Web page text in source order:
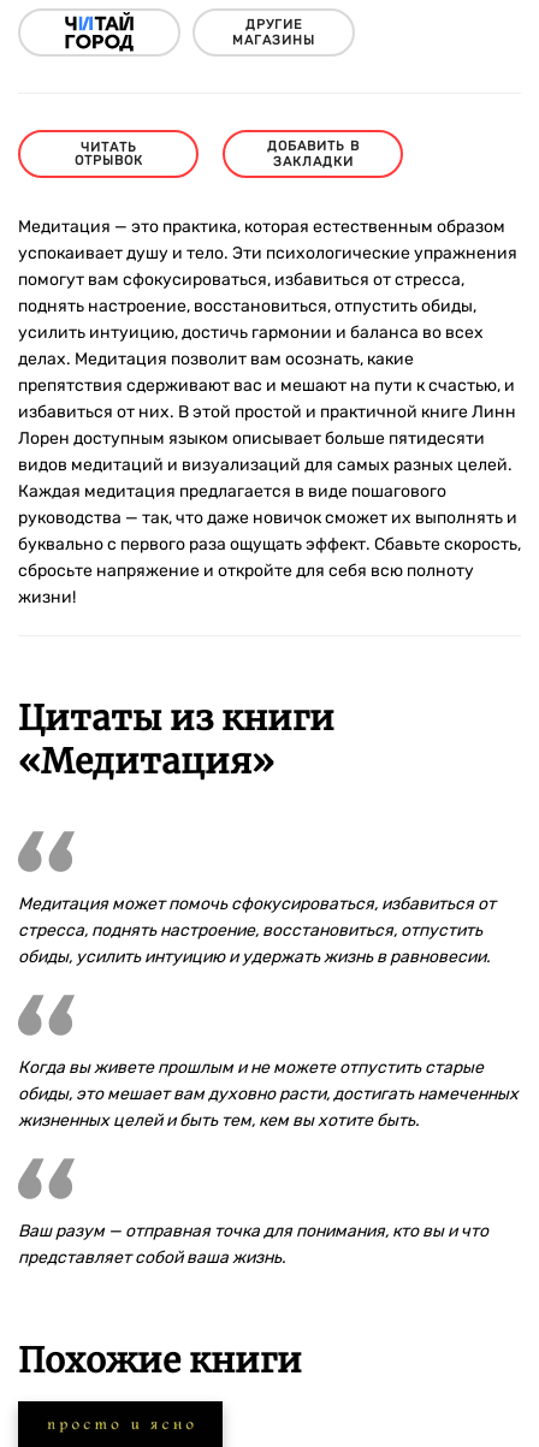
ДРУГИЕ
МАГАЗИНЫ
ЧИТАТЬ
ОТРЫВОК
ДОБАВИТЬ В
ЗАКЛАДКИ
Медитация — это практика, которая естественным образом
успокаивает душу и тело. Эти психологические упражнения
помогут вам сфокусироваться, избавиться от стресса,
поднять настроение, восстановиться, отпустить обиды,
усилить интуицию, достичь гармонии и баланса во всех
делах. Медитация позволит вам осознать, какие
препятствия сдерживают вас и мешают на пути к счастью, и
избавиться от них. В этой простой и практичной книге Линн
Лорен доступным языком описывает больше пятидесяти
видов медитаций и визуализаций для самых разных целей.
Каждая медитация предлагается в виде пошагового
руководства — так, что даже новичок сможет их выполнять и
буквально с первого раза ощущать эффект. Сбавьте скорость,
сбросьте напряжение и откройте для себя всю полноту
жизни!
Цитаты из книги
«Медитация»
Медитация может помочь сфокусироваться, избавиться от
стресса, поднять настроение, восстановиться, отпустить
обиды, усилить интуицию и удержать жизнь в равновесии.
Когда вы живете прошлым и не можете отпустить старые
обиды, это мешает вам духовно расти, достигать намеченных
жизненных целей и быть тем, кем вы хотите быть.
Ваш разум — отправная точка для понимания, кто вы и что
представляет собой ваша жизнь.
Похожие книги